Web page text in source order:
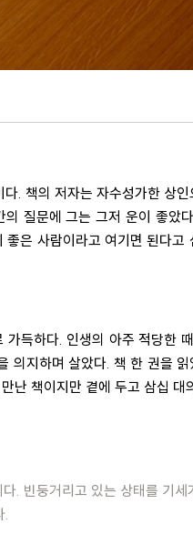
. 책의 저자는 자수성가한 상인
질문에 그는 그저 운이 좋았
은 사람이라고 여기면 된다고
득하다. 인생의 아주 적당한
의지하며 살았다. 책 한 권을 읽
난 책이지만 곁에 두고 삼십 대
. 빈둥거리고 있는 상태를 기세